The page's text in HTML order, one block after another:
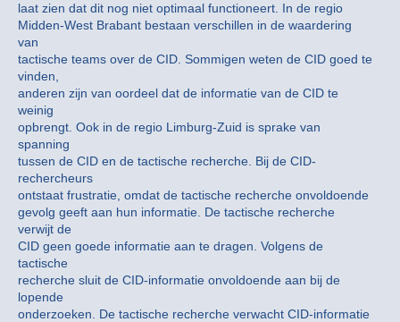
laat zien dat dit nog niet optimaal functioneert. In de regio
Midden-West Brabant bestaan verschillen in de waardering
van
tactische teams over de CID. Sommigen weten de CID goed te
vinden,
anderen zijn van oordeel dat de informatie van de CID te
weinig
opbrengt. Ook in de regio Limburg-Zuid is sprake van
spanning
tussen de CID en de tactische recherche. Bij de CID-
rechercheurs
ontstaat frustratie, omdat de tactische recherche onvoldoende
gevolg geeft aan hun informatie. De tactische recherche
verwijt de
CID geen goede informatie aan te dragen. Volgens de
tactische
recherche sluit de CID-informatie onvoldoende aan bij de
lopende
onderzoeken. De tactische recherche verwacht CID-informatie